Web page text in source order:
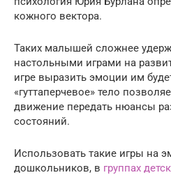
кожного вектора.
Таких малышей сложнее
настольными играми на
игре выразить эмоции им
«гуттаперчевое» тело
движение передать нюансы
состояний.
Использовать такие игры на
дошкольников, в группах